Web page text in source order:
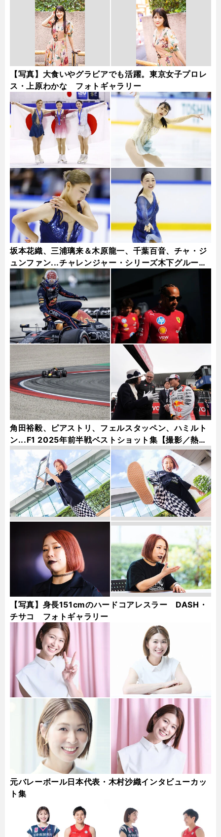
【写真】大食いやグラビアでも活躍。東京女子プロレ
ス・上原わかな フォトギャラリー
坂本花織、三浦璃来＆木原龍一、千葉百音、チャ・ジ
ュンファン...チャレンジャー・シリーズ木下グループ
杯フォトギャラリー
角田裕毅、ピアストリ、フェルスタッペン、ハミルト
ン...F1 2025年前半戦ベストショット集【撮影／熱田
護＆桜井淳雄】
【写真】身長151cmのハードコアレスラー DASH・
チサコ フォトギャラリー
元バレーボール日本代表・木村沙織インタビューカッ
ト集